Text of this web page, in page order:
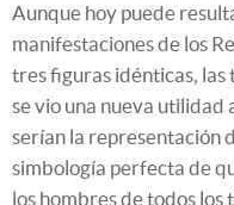
Aunque hoy puede
manifestaciones de los
tres figuras idénticas, las
se vio una nueva utilidad
serían la representación
simbología perfecta de
los hombres de todos los